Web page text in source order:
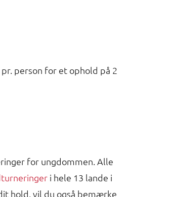
person for et ophold på 2
for ungdommen. Alle
i hele 13 lande i
hold, vil du også bemærke